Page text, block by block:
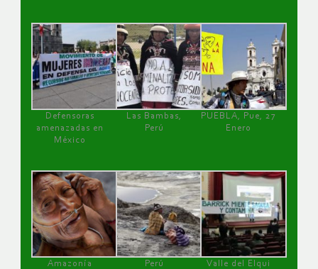
Defensoras
amenazadas en
México
Las Bambas,
Perú
PUEBLA, Pue, 27
Enero
Amazonía
Perú
Valle del Elqui